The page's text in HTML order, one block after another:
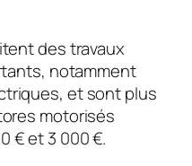
des travaux
notamment
et sont plus
motorisés
€ et 3 000 €.